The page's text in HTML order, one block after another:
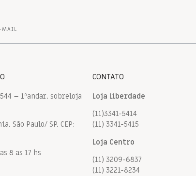
– 1ºandar, sobreloja
São Paulo/ SP, CEP:
8 as 17 hs
CONTATO
Loja Liberdade
(11)3341-5414
(11) 3341-5415
Loja Centro
(11) 3209-6837
(11) 3221-8234